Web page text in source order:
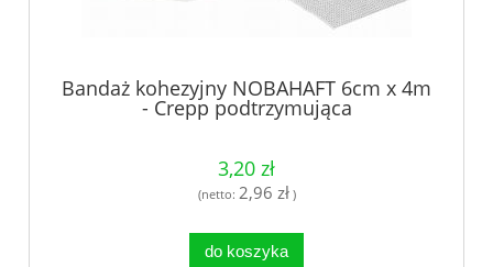
Bandaż kohezyjny NOBAHAFT 6cm x 4m
- Crepp podtrzymująca
3,20 zł
(netto: 2,96 zł)
do koszyka